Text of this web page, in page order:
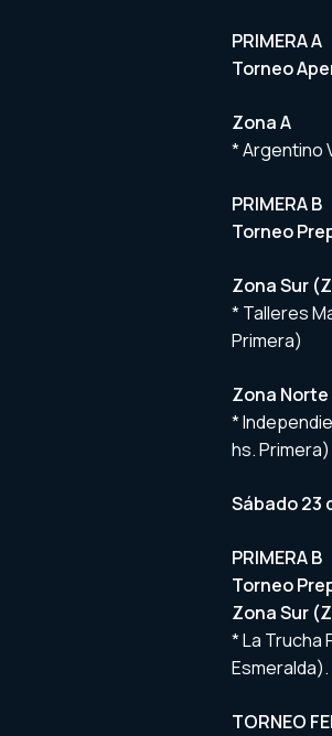
PRIMERA A
Torneo
Zona A
* Argentino
PRIMERA B
Torneo
Zona Sur
* Talleres
Primera)
Zona
*
hs. Primera)
Sábado 23
PRIMERA B
Torneo
Zona Sur
* La Trucha
Esmeralda).
TORNEO